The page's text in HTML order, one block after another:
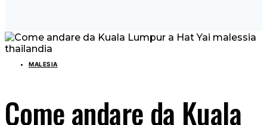
MALESIA
Come andare da Kuala